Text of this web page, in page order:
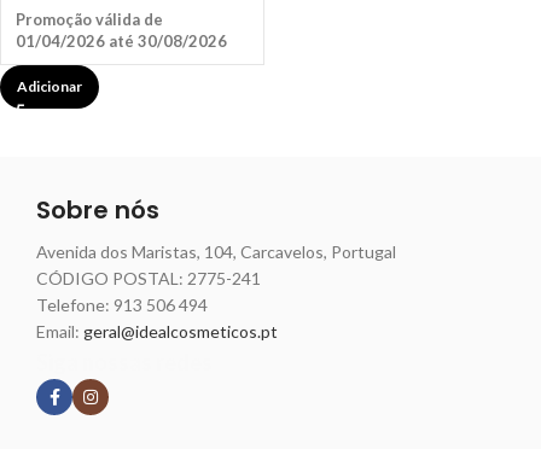
Promoção válida de
01/04/2026 até 30/08/2026
Adicionar
Sobre nós
Avenida dos Maristas, 104, Carcavelos, Portugal
CÓDIGO POSTAL: 2775-241
Telefone: 913 506 494
Email: geral@idealcosmeticos.pt